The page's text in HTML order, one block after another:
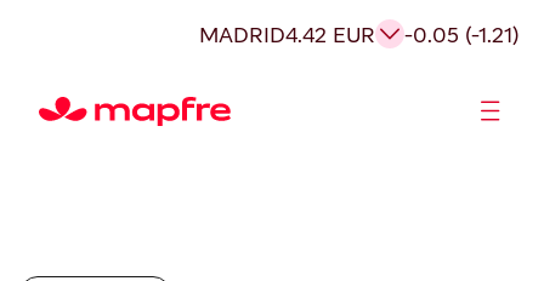
MADRID4.42 EUR -0.05 (-1.21)